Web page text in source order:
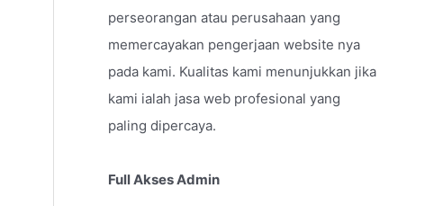
perseorangan atau perusahaan yang
memercayakan pengerjaan website nya
pada kami. Kualitas kami menunjukkan jika
kami ialah jasa web profesional yang
paling dipercaya.
Full Akses Admin